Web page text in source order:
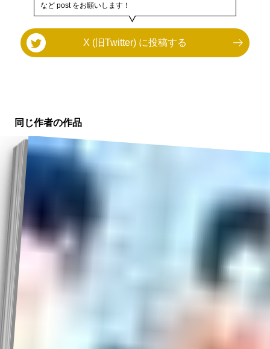
など post をお願いします！
X (旧Twitter) に投稿する
同じ作者の作品